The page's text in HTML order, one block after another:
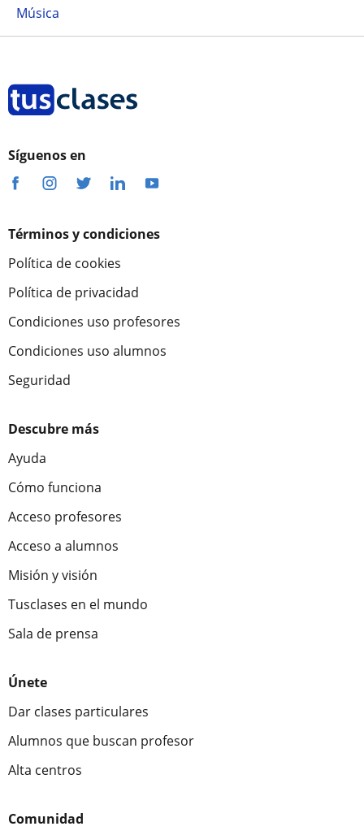
Música
Síguenos en
Términos y condiciones
Política de cookies
Política de privacidad
Condiciones uso profesores
Condiciones uso alumnos
Seguridad
Descubre más
Ayuda
Cómo funciona
Acceso profesores
Acceso a alumnos
Misión y visión
Tusclases en el mundo
Sala de prensa
Únete
Dar clases particulares
Alumnos que buscan profesor
Alta centros
Comunidad